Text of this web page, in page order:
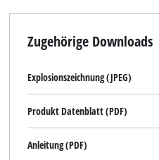
Zugehörige Downloads
Explosionszeichnung (JPEG)
Produkt Datenblatt (PDF)
Anleitung (PDF)